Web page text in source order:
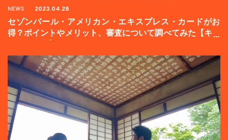
NEWS 2023.04.28
セゾンパール・アメリカン・エキスプレス・カードがお
得？ポイントやメリット、審査について調べてみた【キャ